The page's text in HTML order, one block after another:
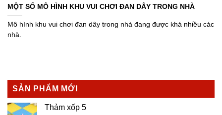
SẢN PHẨM MỚI
Thảm xốp 5
MỘT SỐ MÔ HÌNH KHU VUI CHƠI ĐAN DÂY TRONG NHÀ
Mô hình khu vui chơi đan dây trong nhà đang được khá nhiều các
nhà.